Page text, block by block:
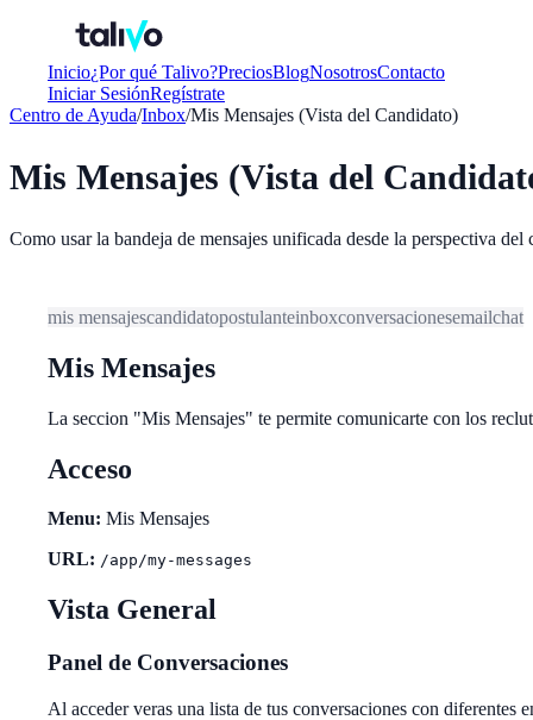
Inicio¿Por qué Talivo?PreciosBlogNosotrosContacto
Iniciar SesiónRegístrate
Centro de Ayuda/Inbox/Mis Mensajes (Vista del Candidato)
Mis Mensajes (Vista del
Como usar la bandeja de mensajes unificada desde la perspectiva del
mis mensajescandidatopostulanteinboxconversacionesemailchat
Mis Mensajes
La seccion "Mis Mensajes" te permite comunicarte con los
Acceso
Menu: Mis Mensajes
URL: /app/my-messages
Vista General
Panel de Conversaciones
Al acceder veras una lista de tus conversaciones con diferentes